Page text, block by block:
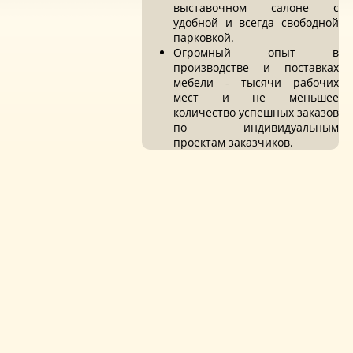
выставочном салоне с
удобной и всегда свободной
парковкой.
Огромный опыт в
производстве и поставках
мебели - тысячи рабочих
мест и не меньшее
количество успешных заказов
по индивидуальным
проектам заказчиков.